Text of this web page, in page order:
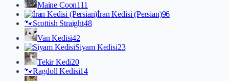
Maine Coon111
İran Kedisi (Persian)96
🐾Scottish Straight48
Van Kedisi42
Siyam Kedisi23
Tekir Kedi20
🐾Ragdoll Kedisi14